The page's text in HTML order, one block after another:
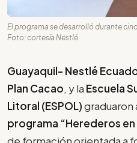
El programa se desarrolló durante
Foto: cortesía Nestlé
Guayaquil- Nestlé
Plan Cacao, y la Escuela
Litoral (ESPOL)graduaron
programa “Herederos en